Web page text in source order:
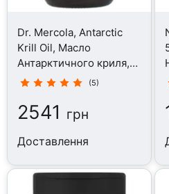
Dr. Mercola, Antarctic
Krill Oil, Масло
Антарктичного криля,
60 капсул
(5)
2541 грн
Доставлення